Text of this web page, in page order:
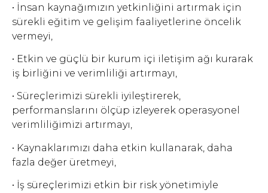
• İnsan kaynağımızın yetkinliğini artırmak için
sürekli eğitim ve gelişim faaliyetlerine öncelik
vermeyi,
• Etkin ve güçlü bir kurum içi iletişim ağı kurarak
iş birliğini ve verimliliği artırmayı,
• Süreçlerimizi sürekli iyileştirerek,
performanslarını ölçüp izleyerek operasyonel
verimliliğimizi artırmayı,
• Kaynaklarımızı daha etkin kullanarak, daha
fazla değer üretmeyi,
• İş süreçlerimizi etkin bir risk yönetimiyle